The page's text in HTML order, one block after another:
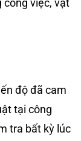
công việc, vật
độ đã cam
tại công
tra bất kỳ lúc